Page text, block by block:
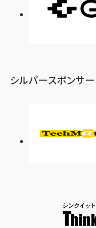
シルバースポンサー